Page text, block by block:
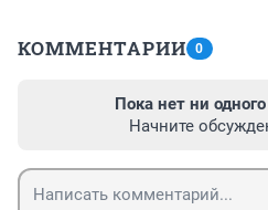
КОММЕНТАРИИ 0
Пока нет ни
Начните